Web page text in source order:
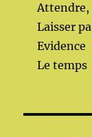
Attendre,
Laisser
Evidence
Le temps